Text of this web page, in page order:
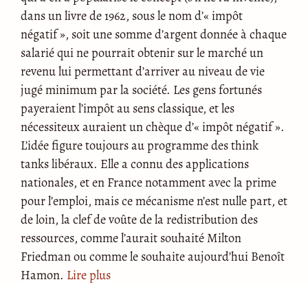
dans un livre de 1962, sous le nom d’« impôt
négatif », soit une somme d’argent donnée à chaque
salarié qui ne pourrait obtenir sur le marché un
revenu lui permettant d’arriver au niveau de vie
jugé minimum par la société. Les gens fortunés
payeraient l’impôt au sens classique, et les
nécessiteux auraient un chèque d’« impôt négatif ».
L’idée figure toujours au programme des think
tanks libéraux. Elle a connu des applications
nationales, et en France notamment avec la prime
pour l’emploi, mais ce mécanisme n’est nulle part, et
de loin, la clef de voûte de la redistribution des
ressources, comme l’aurait souhaité Milton
Friedman ou comme le souhaite aujourd’hui Benoît
Hamon. Lire plus